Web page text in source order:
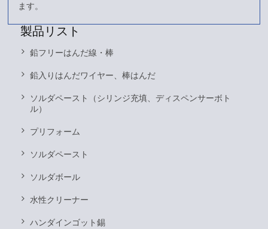
ます。
製品リスト
鉛フリーはんだ線・棒
鉛入りはんだワイヤー、棒はんだ
ソルダペースト（シリンジ充填、ディスペンサーボト
ル）
プリフォーム
ソルダペースト
ソルダボール
水性クリーナー
ハンダインゴット錫